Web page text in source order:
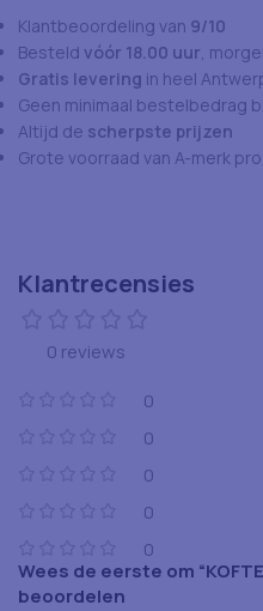
Klantbeoordeling van 9/10
Besteld vóór 18.00 uur,
Gratis levering in heel
Geen minimaal bestelbedrag
Altijd de scherpste prijzen
Grote voorraad van A-merk
Klantrecensies
0 reviews
0
0
0
0
0
Wees de eerste om “KOFTE
beoordelen